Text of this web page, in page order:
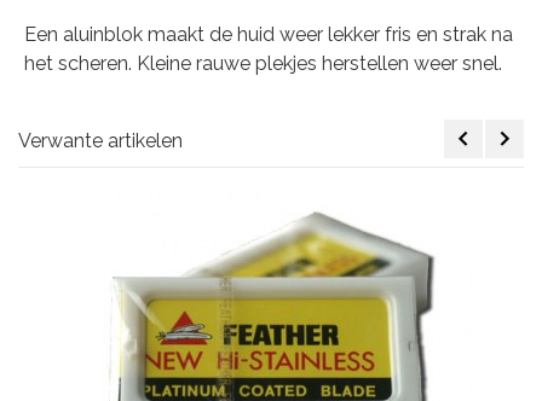
Een aluinblok maakt de huid weer lekker fris en strak na
het scheren. Kleine rauwe plekjes herstellen weer snel.
Verwante artikelen